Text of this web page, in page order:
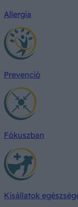
Allergia
Prevenció
Fókuszban
Kisállatok